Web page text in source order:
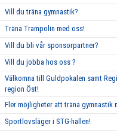
Vill du träna gymnastik?
Träna Trampolin med oss!
Vill du bli vår sponsorpartner?
Vill du jobba hos oss ?
Välkomna till Guldpokalen samt
region Öst!
Fler möjligheter att träna gymnastik
Sportlovsläger i STG-hallen!